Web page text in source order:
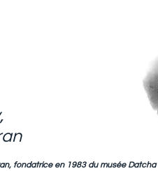
fondatrice en 1983 du musée Datcha